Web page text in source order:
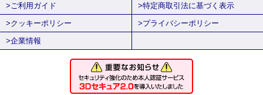
>ご利用ガイド
>特定商取引法に基づく表示
>クッキーポリシー
>プライバシーポリシー
>企業情報